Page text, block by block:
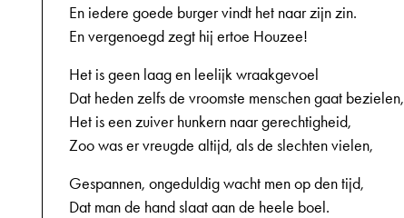
En iedere goede burger vindt het naar zijn zin.
En vergenoegd zegt hij ertoe Houzee!
Het is geen laag en leelijk wraakgevoel
Dat heden zelfs de vroomste menschen gaat bezielen,
Het is een zuiver hunkern naar gerechtigheid,
Zoo was er vreugde altijd, als de slechten vielen,
Gespannen, ongeduldig wacht men op den tijd,
Dat man de hand slaat aan de heele boel.